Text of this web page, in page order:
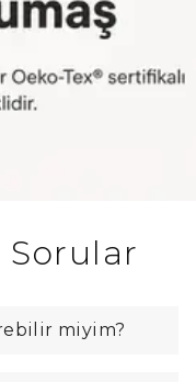
Sorular
miyim?